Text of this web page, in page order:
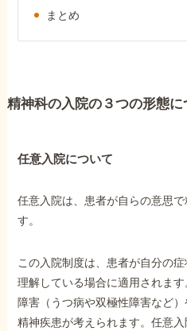
お客様からの感謝のお手
サイトマップ
で受給相談
まとめ
精神科の入院の３つの形態に
任意入院について
任意入院は、患者が自らの意思
す。
この入院制度は、患者が自分の
理解している場合に適用されま
障害（うつ病や双極性障害など
精神疾患が考えられます。任意